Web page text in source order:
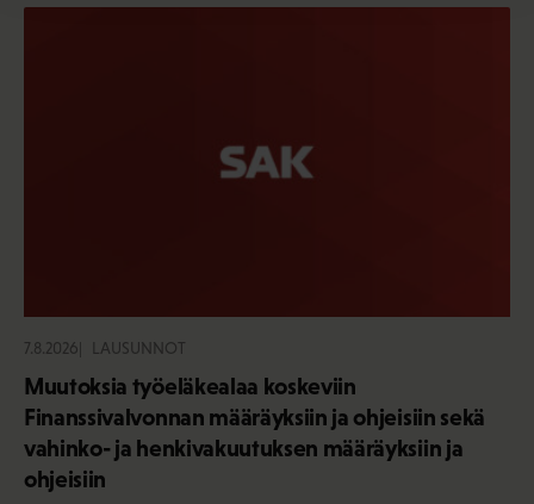
7.8.2026 LAUSUNNOT
Muutoksia työeläkealaa koskeviin
Finanssivalvonnan määräyksiin ja ohjeisiin sekä
vahinko- ja henkivakuutuksen määräyksiin ja
ohjeisiin